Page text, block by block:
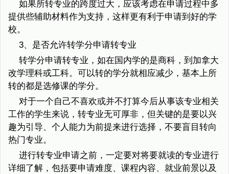
如果所转专业的跨度过大，应该考虑在申请过程中多
提供些辅助材料作为支持，这样更有利于申请到好的学
校。
3、是否允许转学分申请转专业
转学分申请转专业，如在国内学的是商科，到加拿大
改学理科或工科。可以转的学分就相应减少，基本上所
转的都是选修课的学分。
对于一个自己不喜欢或并不打算今后从事该专业相关
工作的学生来说，转专业无可厚非，但关键的是要以兴
趣为引导、个人能力为前提来进行选择，不要盲目转向
热门专业。
进行转专业申请之前，一定要对将要就读的专业进行
详细了解，包括要申请难度、课程内容、就业前景以及